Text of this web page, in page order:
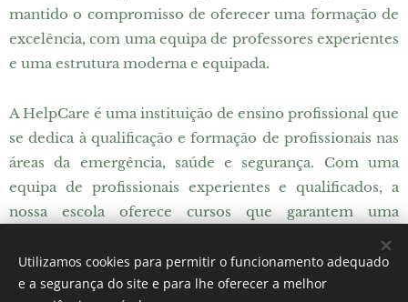
mantido o compromisso de oferecer uma formação de
excelência, com uma equipa de professores experientes
e uma estrutura moderna e equipada.
A HelpCare é uma instituição de ensino profissional que
se dedica à qualificação e formação de profissionais nas
áreas da emergência, saúde e segurança. Com uma
equipa de profissionais experientes e qualificados, a
nossa escola oferece cursos que garantem uma
Utilizamos cookies para permitir o funcionamento adequado
e a segurança do site e para lhe oferecer a melhor